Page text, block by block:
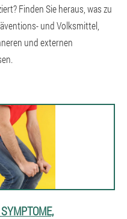
Finden Sie heraus, was zu
und Volksmittel,
und externen